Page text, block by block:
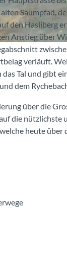
alten Saumpfad,
den Hasliberg
Anstieg über
verläuft.
Tal und gibt
dem
über die
die
heute